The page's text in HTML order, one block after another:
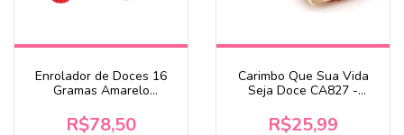
Enrolador de Doces 16
Gramas Amarelo
R$78,50
Carimbo Que Sua Vida
Seja Doce CA827 -
R$25,99